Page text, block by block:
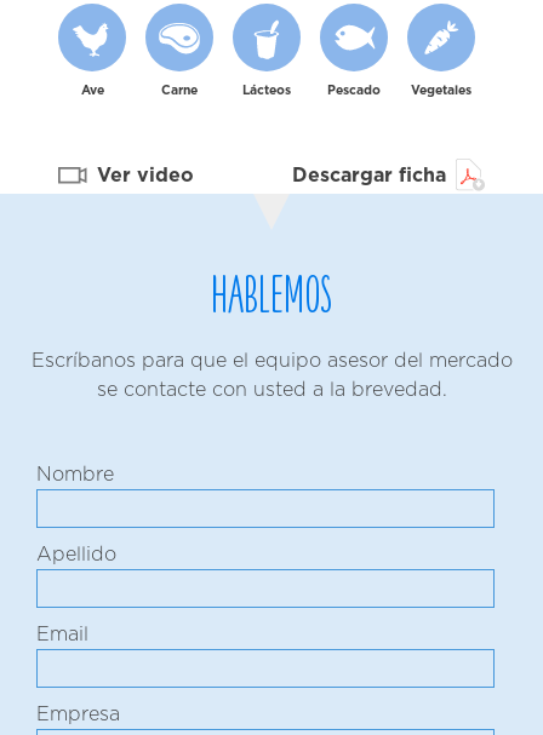
Ave Carne Lácteos Pescado Vegetales
Ver video Descargar ficha
Hablemos
Escríbanos para que el equipo asesor del mercado
se contacte con usted a la brevedad.
Nombre
Apellido
Email
Empresa